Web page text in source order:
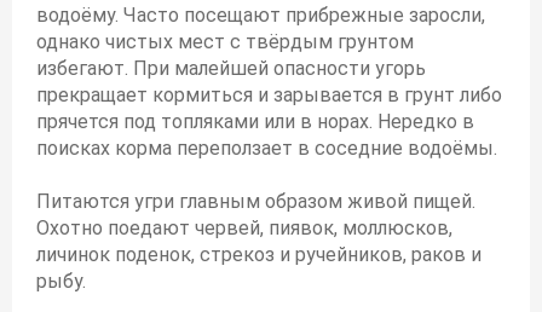
водоёму. Часто посещают прибрежные заросли,
однако чистых мест с твёрдым грунтом
избегают. При малейшей опасности угорь
прекращает кормиться и зарывается в грунт либо
прячется под топляками или в норах. Нередко в
поисках корма переползает в соседние водоёмы.
Питаются угри главным образом живой пищей.
Охотно поедают червей, пиявок, моллюсков,
личинок поденок, стрекоз и ручейников, раков и
рыбу.